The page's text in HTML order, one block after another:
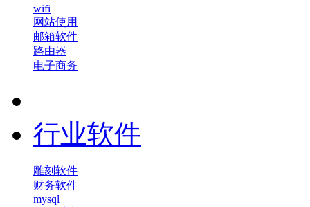
wifi
网站使用
邮箱软件
路由器
电子商务
行业软件
雕刻软件
财务软件
mysql